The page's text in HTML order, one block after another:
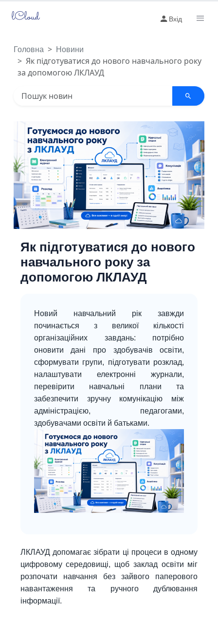
lCloud Вхід
Головна Новини
Як підготуватися до нового навчального року
за допомогою ЛКЛАУД
Як підготуватися до нового
навчального року за
допомогою ЛКЛАУД
Новий навчальний рік завжди
починається з великої кількості
організаційних завдань: потрібно
оновити дані про здобувачів освіти,
сформувати групи, підготувати розклад,
налаштувати електронні журнали,
перевірити навчальні плани та
забезпечити зручну комунікацію між
адміністрацією, педагогами,
здобувачами освіти й батьками.
ЛКЛАУД допомагає зібрати ці процеси в одному
цифровому середовищі, щоб заклад освіти міг
розпочати навчання без зайвого паперового
навантаження та ручного дублювання
інформації.